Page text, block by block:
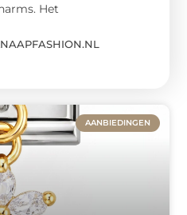
Het
AANBIEDINGEN